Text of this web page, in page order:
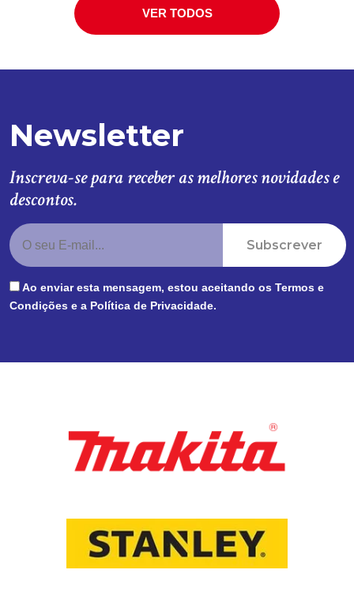
VER TODOS
Newsletter
Inscreva-se para receber as melhores novidades e
descontos.
Subscrever
Ao enviar esta mensagem, estou aceitando os Termos e
Condições e a Política de Privacidade.